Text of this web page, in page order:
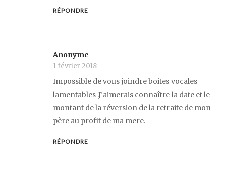
RÉPONDRE
Anonyme
1 février 2018
Impossible de vous joindre boites vocales
lamentables .J’aimerais connaître la date et le
montant de la réversion de la retraite de mon
père au profit de ma mere.
RÉPONDRE